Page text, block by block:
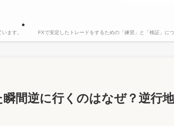
ます。 FXで安定したトレードをするための「練習」と「検証」に
間逆に行くのはなぜ？逆行